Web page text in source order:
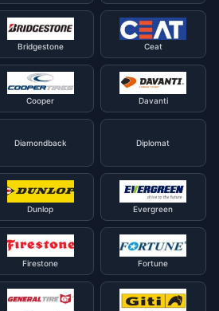
Bridgestone Ceat
Cooper Davanti
Diamondback Diplomat
Dunlop
Evergreen
Firestone Fortune